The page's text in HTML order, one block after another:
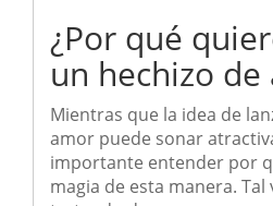
¿Por qué
un hechizo de
Mientras que la idea de
amor puede sonar
importante entender por
magia de esta manera. Tal